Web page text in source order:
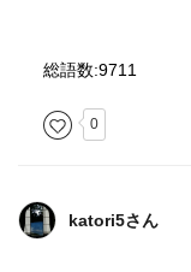
総語数:9711
0
katori5さん